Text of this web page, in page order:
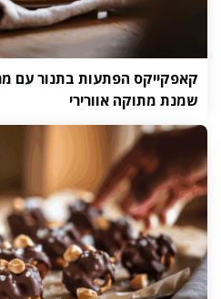
קאפקייקס הפתעות בתנור עם
שמנת מתוקה אוורירי